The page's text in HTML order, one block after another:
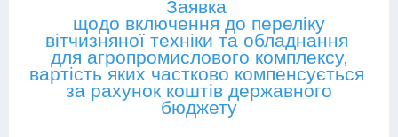
Заявка
щодо включення до переліку
вітчизняної техніки та обладнання
для агропромислового комплексу,
вартість яких частково компенсується
за рахунок коштів державного
бюджету